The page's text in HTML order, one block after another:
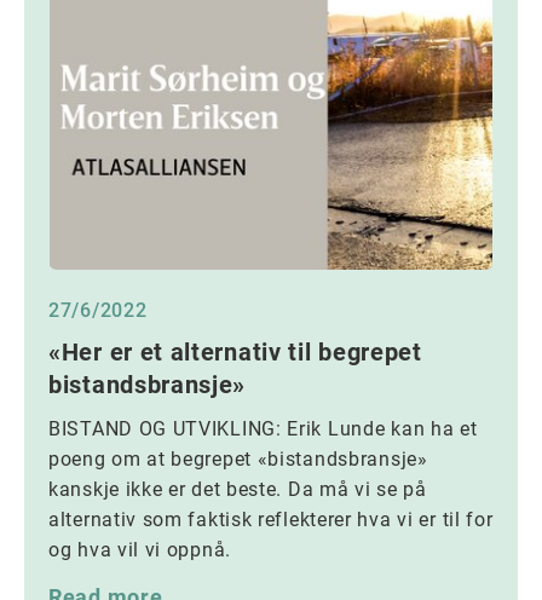
27/6/2022
«Her er et alternativ til begrepet
bistandsbransje»
BISTAND OG UTVIKLING: Erik Lunde kan ha et
poeng om at begrepet «bistandsbransje»
kanskje ikke er det beste. Da må vi se på
alternativ som faktisk reflekterer hva vi er til for
og hva vil vi oppnå.